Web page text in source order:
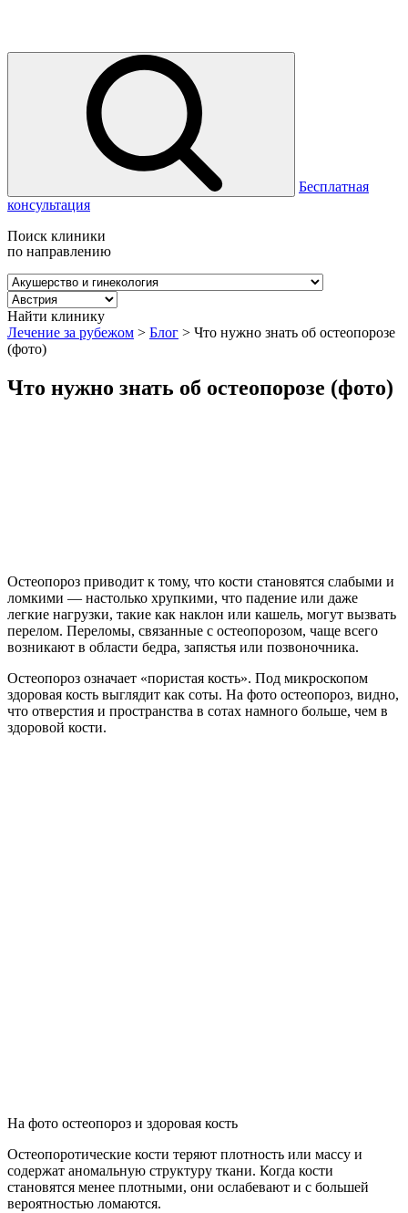
Бесплатная
консультация
Поиск клиники
по направлению
Найти клинику
Лечение за рубежом > Блог > Что нужно знать об остеопорозе
(фото)
Что нужно знать об остеопорозе (фото)
Остеопороз приводит к тому, что кости становятся слабыми и
ломкими — настолько хрупкими, что падение или даже
легкие нагрузки, такие как наклон или кашель, могут вызвать
перелом. Переломы, связанные с остеопорозом, чаще всего
возникают в области бедра, запястья или позвоночника.
Остеопороз означает «пористая кость». Под микроскопом
здоровая кость выглядит как соты. На фото остеопороз, видно,
что отверстия и пространства в сотах намного больше, чем в
здоровой кости.
На фото остеопороз и здоровая кость
Остеопоротические кости теряют плотность или массу и
содержат аномальную структуру ткани. Когда кости
становятся менее плотными, они ослабевают и с большей
вероятностью ломаются.